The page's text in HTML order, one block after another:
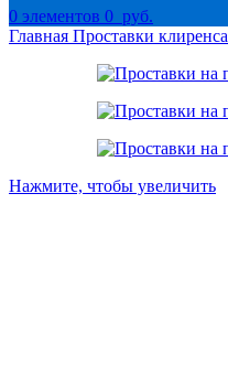
0 элементов 0 руб.
Главная Проставки клиренса
Нажмите, чтобы увеличить